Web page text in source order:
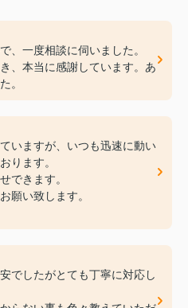
、一度相談に伺いました。
、本当に感謝しています。あ
。
いますが、いつも迅速に動い
ります。
できます。
願い致します。
g.co/kgs/Wvw5Dcn
でしたがとても丁寧に対応し